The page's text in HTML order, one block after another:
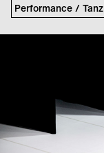
Performance / Tanz